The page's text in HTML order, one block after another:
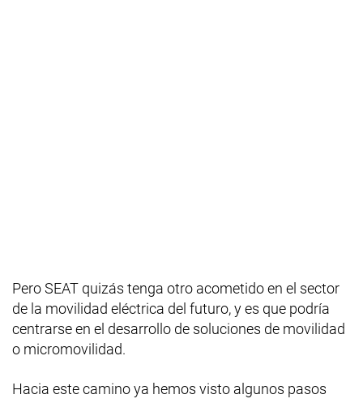
Pero SEAT quizás tenga otro acometido en el sector
de la movilidad eléctrica del futuro, y es que podría
centrarse en el desarrollo de soluciones de movilidad
o micromovilidad.
Hacia este camino ya hemos visto algunos pasos